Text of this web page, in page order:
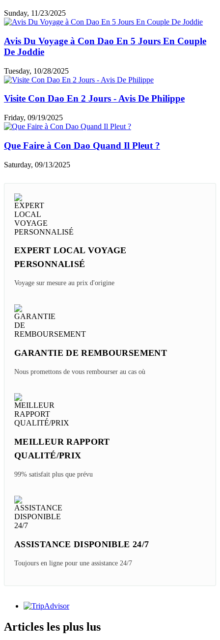
Sunday, 11/23/2025
Avis Du Voyage à Con Dao En 5 Jours En Couple
De Joddie
Tuesday, 10/28/2025
Visite Con Dao En 2 Jours - Avis De Philippe
Friday, 09/19/2025
Que Faire à Con Dao Quand Il Pleut ?
Saturday, 09/13/2025
EXPERT LOCAL VOYAGE
PERSONNALISÉ
Voyage sur mesure au prix d'origine
GARANTIE DE REMBOURSEMENT
Nous promettons de vous rembourser au cas où
MEILLEUR RAPPORT
QUALITÉ/PRIX
99% satisfait plus que prévu
ASSISTANCE DISPONIBLE 24/7
Toujours en ligne pour une assistance 24/7
Articles les plus lus